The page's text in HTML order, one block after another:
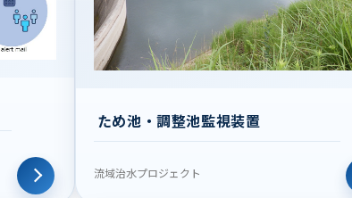
ため池・調整池監視装置
流域治水プロジェクト